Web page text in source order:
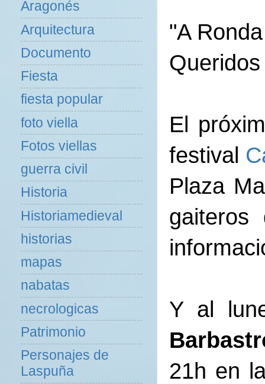
"A
El
festival
Plaza
gaiteros
Y al
21h en
Aragonés
Arquitectura
Documento
Fiesta
fiesta popular
foto viella
Fotos viellas
guerra civil
Historia
Historiamedieval
historias
mapas
nabatas
necrologicas
Patrimonio
Personajes de
Laspuña